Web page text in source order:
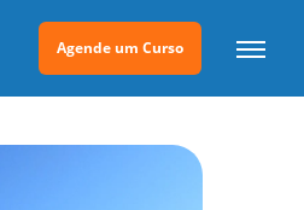
Agende um Curso